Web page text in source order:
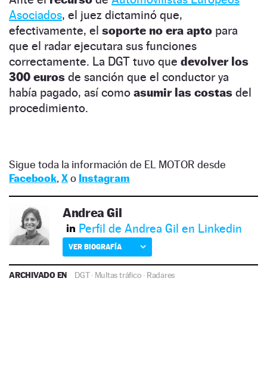
Asociados, el juez dictaminó que,
efectivamente, el soporte no era apto para
que el radar ejecutara sus funciones
correctamente. La DGT tuvo que devolver los
300 euros de sanción que el conductor ya
había pagado, así como asumir las costas del
procedimiento.
Sigue toda la información de EL MOTOR desde
Facebook, Xo Instagram
Andrea Gil
Perfil de Andrea Gil en Linkedin
VER BIOGRAFÍA
ARCHIVADO EN DGT· Multas tráfico · Radares